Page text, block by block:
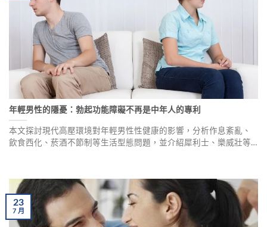
年輕男性的隱憂：勃起功能障礙不再是中年人的專利
本文探討現代高壓環境對年輕男性性健康的影響，分析作息紊亂、
飲食西化、菸酒不節制等生活型態問題，並介紹犀利士、樂威壯等
23
7月